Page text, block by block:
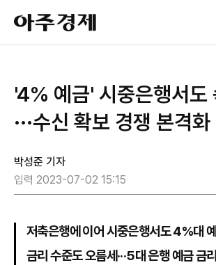
아
주
경
'4% 예금' 시중은행서도
···수신 확보 경쟁 본격화
박성준 기자
입력 2023-07-02 15:15
저축은행에 이어 시중은행서도 4%대
금리 수준도 오름세···5대 은행 예금